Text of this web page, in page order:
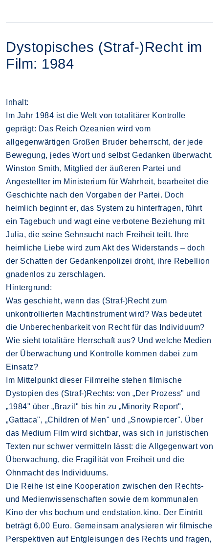
Dystopisches (Straf-)Recht im
Film: 1984
Inhalt:
Im Jahr 1984 ist die Welt von totalitärer Kontrolle
geprägt: Das Reich Ozeanien wird vom
allgegenwärtigen Großen Bruder beherrscht, der jede
Bewegung, jedes Wort und selbst Gedanken überwacht.
Winston Smith, Mitglied der äußeren Partei und
Angestellter im Ministerium für Wahrheit, bearbeitet die
Geschichte nach den Vorgaben der Partei. Doch
heimlich beginnt er, das System zu hinterfragen, führt
ein Tagebuch und wagt eine verbotene Beziehung mit
Julia, die seine Sehnsucht nach Freiheit teilt. Ihre
heimliche Liebe wird zum Akt des Widerstands – doch
der Schatten der Gedankenpolizei droht, ihre Rebellion
gnadenlos zu zerschlagen.
Hintergrund:
Was geschieht, wenn das (Straf-)Recht zum
unkontrollierten Machtinstrument wird? Was bedeutet
die Unberechenbarkeit von Recht für das Individuum?
Wie sieht totalitäre Herrschaft aus? Und welche Medien
der Überwachung und Kontrolle kommen dabei zum
Einsatz?
Im Mittelpunkt dieser Filmreihe stehen filmische
Dystopien des (Straf-)Rechts: von „Der Prozess" und
„1984" über „Brazil" bis hin zu „Minority Report",
„Gattaca", „Children of Men" und „Snowpiercer". Über
das Medium Film wird sichtbar, was sich in juristischen
Texten nur schwer vermitteln lässt: die Allgegenwart von
Überwachung, die Fragilität von Freiheit und die
Ohnmacht des Individuums.
Die Reihe ist eine Kooperation zwischen den Rechts-
und Medienwissenschaften sowie dem kommunalen
Kino der vhs bochum und endstation.kino. Der Eintritt
beträgt 6,00 Euro. Gemeinsam analysieren wir filmische
Perspektiven auf Entgleisungen des Rechts und fragen,